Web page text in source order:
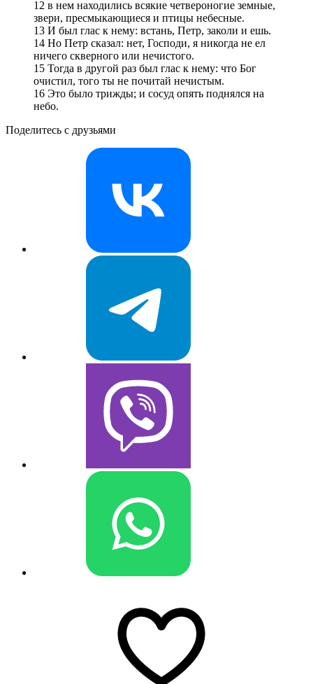
12 в нем находились всякие четвероногие земные,
звери, пресмыкающиеся и птицы небесные.
13 И был глас к нему: встань, Петр, заколи и ешь.
14 Но Петр сказал: нет, Господи, я никогда не ел
ничего скверного или нечистого.
15 Тогда в другой раз был глас к нему: что Бог
очистил, того ты не почитай нечистым.
16 Это было трижды; и сосуд опять поднялся на
небо.
Поделитесь с друзьями